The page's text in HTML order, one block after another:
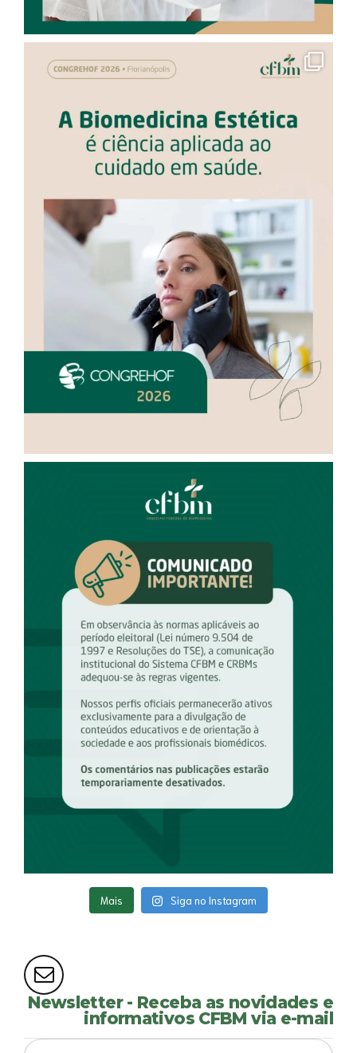
Mais Siga no Instagram
Newsletter - Receba as novidades e
informativos CFBM via e-mail